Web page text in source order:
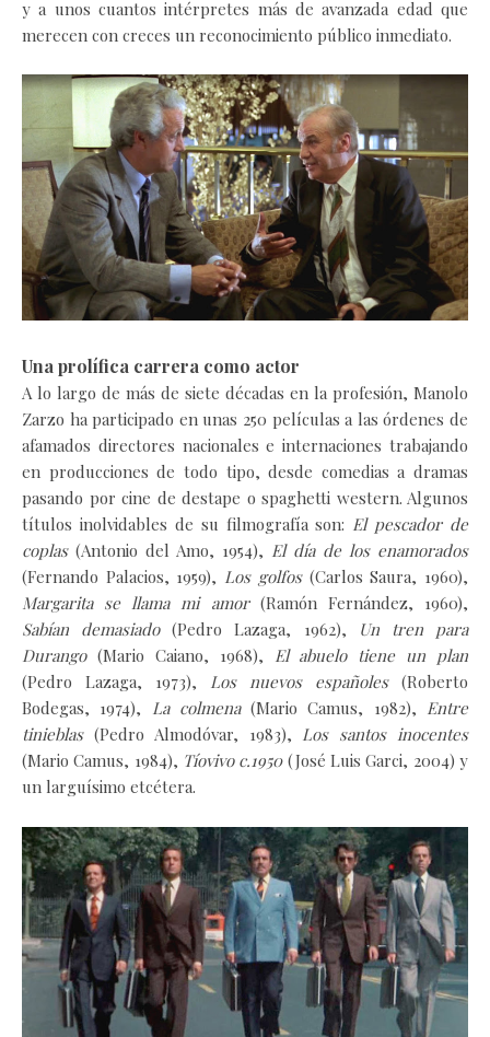
y a unos cuantos intérpretes más de avanzada edad que
merecen con creces un reconocimiento público inmediato.
Una prolífica carrera como actor
A lo largo de más de siete décadas en la profesión, Manolo
Zarzo ha participado en unas 250 películas a las órdenes de
afamados directores nacionales e internaciones trabajando
en producciones de todo tipo, desde comedias a dramas
pasando por cine de destape o spaghetti western. Algunos
títulos inolvidables de su filmografía son: El pescador de
coplas (Antonio del Amo, 1954), El día de los enamorados
(Fernando Palacios, 1959), Los golfos (Carlos Saura, 1960),
Margarita se llama mi amor (Ramón Fernández, 1960),
Sabían demasiado (Pedro Lazaga, 1962),
Un tren para
Durango(Mario Caiano, 1968),
El abuelo tiene un plan
(Pedro Lazaga, 1973), Los nuevos españoles (Roberto
Bodegas, 1974),
La colmena (Mario Camus, 1982), Entre
tinieblas (Pedro Almodóvar, 1983), Los santos inocentes
(Mario Camus, 1984), Tíovivo c.1950 (José Luis Garci, 2004) y
un larguísimo etcétera.